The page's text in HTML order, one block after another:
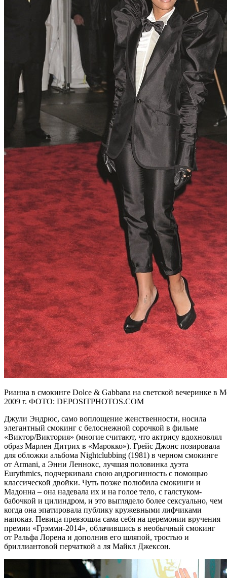
Рианна в смокинге Dolce & Gabbana на светской вечеринке в
2009 г. ФОТО: DEPOSITPHOTOS.COM
Джули Эндрюс, само воплощение женственности, носила
элегантный смокинг с белоснежной сорочкой в фильме
«Виктор/Виктория» (многие считают, что актрису вдохновлял
образ Марлен Дитрих в «Марокко»). Грейс Джонс позировала
для обложки альбома Nightclubbing (1981) в черном смокинге
от Armani, а Энни Леннокс, лучшая половинка дуэта
Eurythmics, подчеркивала свою андрогинность с помощью
классической двойки. Чуть позже полюбила смокинги и
Мадонна – она надевала их и на голое тело, с галстуком-
бабочкой и цилиндром, и это выглядело более сексуально, чем
когда она эпатировала публику кружевными лифчиками
напоказ. Певица превзошла сама себя на церемонии вручения
премии «Грэмми-2014», облачившись в необычный смокинг
от Ральфа Лорена и дополнив его шляпой, тростью и
бриллиантовой перчаткой а ля Майкл Джексон.